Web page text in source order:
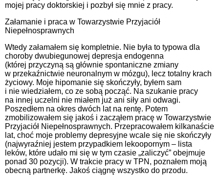
mojej pracy doktorskiej i pozbył się mnie z pracy.
Załamanie i praca w Towarzystwie Przyjaciół
Niepełnosprawnych
Wtedy załamałem się kompletnie. Nie była to typowa dla
choroby dwubiegunowej depresja endogenna
(której przyczyną są głównie spontaniczne zmiany
w przekaźnictwie neuronalnym w mózgu), lecz totalny krach
życiowy. Moje hipomanie się skończyły, byłem sam
i nie wiedziałem, co ze sobą począć. Na szukanie pracy
na innej uczelni nie miałem już ani siły ani odwagi.
Poszedłem na okres dwóch lat na rentę. Potem
zmobilizowałem się jakoś i zacząłem pracę w Towarzystwie
Przyjaciół Niepełnosprawnych. Przepracowałem kilkanaście
lat, choć moje problemy depresyjne wcale się nie skończyły
(najwyraźniej jestem przypadkiem lekoopornym – lista
leków, które udało mi się w tym czasie „zaliczyć” obejmuje
ponad 30 pozycji). W trakcie pracy w TPN, poznałem moją
obecną partnerkę. Jakoś ciągnę wszystko do przodu.